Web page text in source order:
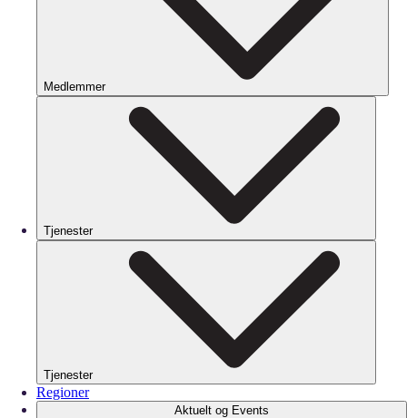
Medlemmer
Tjenester
Tjenester
Regioner
Aktuelt og Events